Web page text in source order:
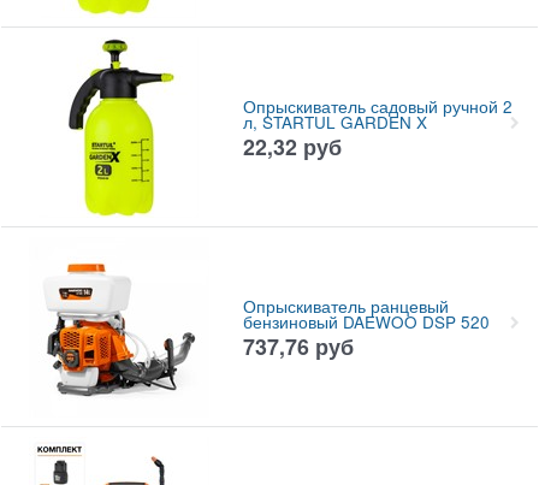
Опрыскиватель садовый ручной 2
л, STARTUL GARDEN X
22,32 руб
Опрыскиватель ранцевый
бензиновый DAEWOO DSP 520
737,76 руб